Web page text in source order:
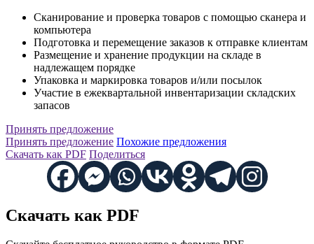
Сканирование и проверка товаров с помощью сканера и
компьютера
Подготовка и перемещение заказов к отправке клиентам
Размещение и хранение продукции на складе в
надлежащем порядке
Упаковка и маркировка товаров и/или посылок
Участие в ежеквартальной инвентаризации складских
запасов
Принять предложение
Принять предложение Похожие предложения
Скачать как PDF Поделиться
Скачать как PDF